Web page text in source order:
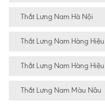
Thắt Lưng Nam Hà Nội
Thắt Lưng Nam Hàng Hiệu
Thắt Lưng Nam Hàng
Thắt Lưng Nam Màu Nâu